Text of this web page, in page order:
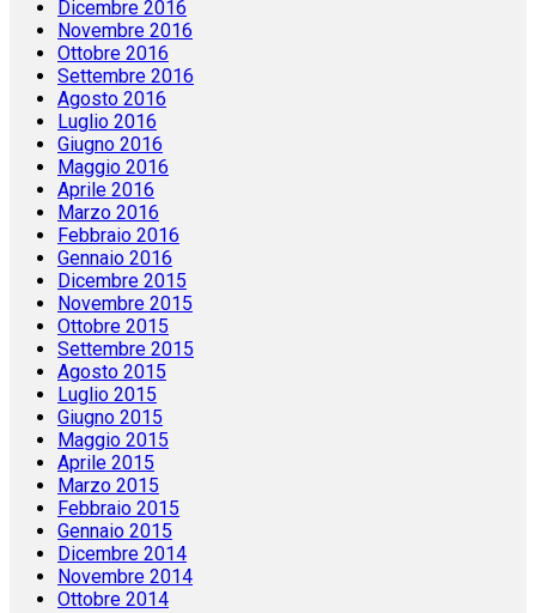
Dicembre 2016
Novembre 2016
Ottobre 2016
Settembre 2016
Agosto 2016
Luglio 2016
Giugno 2016
Maggio 2016
Aprile 2016
Marzo 2016
Febbraio 2016
Gennaio 2016
Dicembre 2015
Novembre 2015
Ottobre 2015
Settembre 2015
Agosto 2015
Luglio 2015
Giugno 2015
Maggio 2015
Aprile 2015
Marzo 2015
Febbraio 2015
Gennaio 2015
Dicembre 2014
Novembre 2014
Ottobre 2014